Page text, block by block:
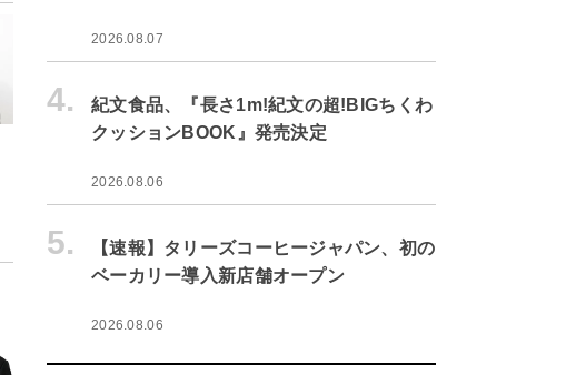
2026.08.07
4.
紀文食品、『長さ1m!紀文の超!BIGちくわ
クッションBOOK』発売決定
2026.08.06
5.
【速報】タリーズコーヒージャパン、初の
ベーカリー導入新店舗オープン
2026.08.06